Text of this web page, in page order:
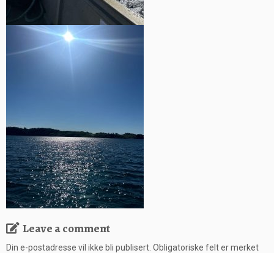
Leave a comment
Din e-postadresse vil ikke bli publisert. Obligatoriske felt er merket